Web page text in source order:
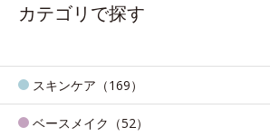
カテゴリで探す
スキンケア（169）
ベースメイク（52）